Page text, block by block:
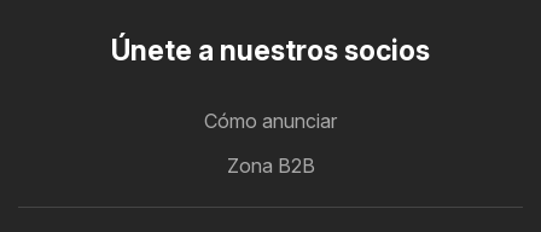
Únete a nuestros socios
Cómo anunciar
Zona B2B